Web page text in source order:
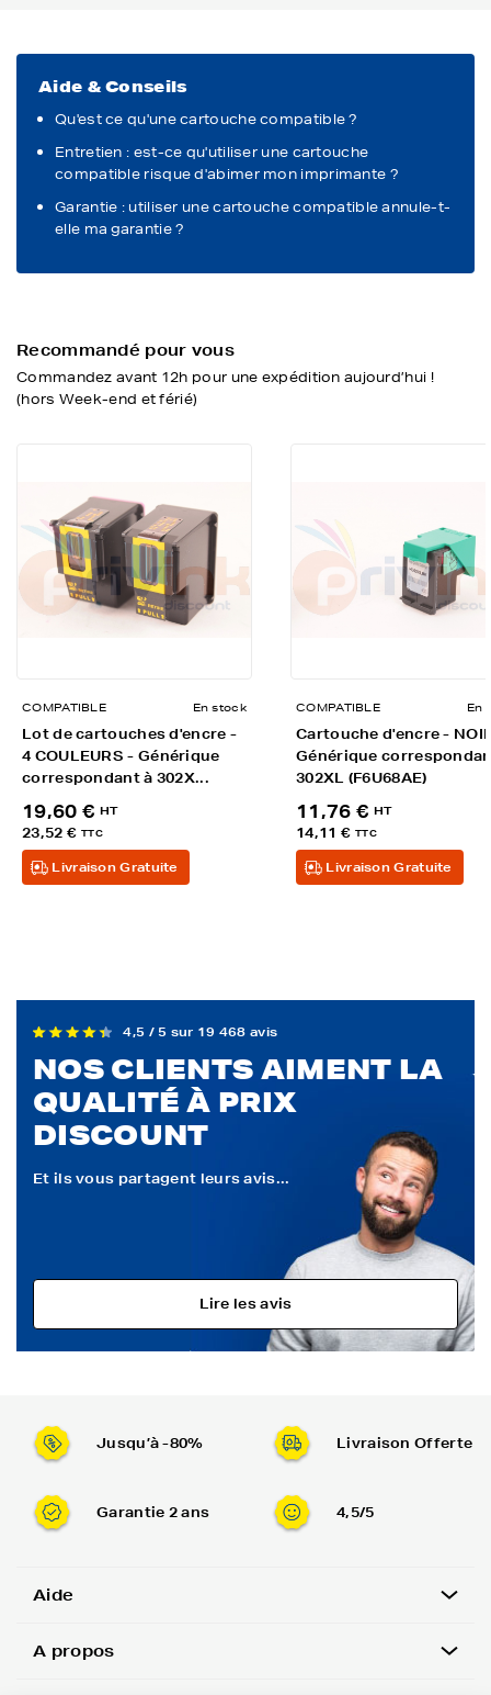
Aide & Conseils
Qu'est ce qu'une cartouche compatible ?
Entretien : est-ce qu'utiliser une cartouche
compatible risque d'abimer mon imprimante ?
Garantie : utiliser une cartouche compatible annule-t-
elle ma garantie ?
Recommandé pour vous
Commandez avant 12h pour une expédition aujourd’hui !
(hors Week-end et férié)
COMPATIBLE En stock
Lot de cartouches d'encre -
4 COULEURS - Générique
correspondant à 302X...
19,60 € HT
23,52 € TTC
Livraison Gratuite
COMPATIBLE En
Cartouche d'encre -
Générique
302XL (F6U68AE)
11,76 € HT
14,11 € TTC
Livraison Gratuite
4,5 / 5 sur 19 468 avis
NOS CLIENTS AIMENT LA
QUALITÉ À PRIX
DISCOUNT
Et ils vous partagent leurs avis...
Lire les avis
Jusqu’à -80% Livraison Offerte
Garantie 2 ans 4,5/5
Aide
A propos